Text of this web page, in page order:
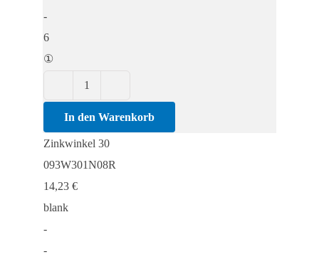
-
6
①
30
Menge
In den Warenkorb
Zinkwinkel 30
093W301N08R
14,23 €
blank
-
-